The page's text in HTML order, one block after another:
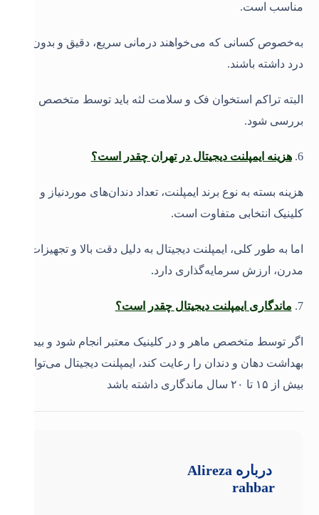
مناسب است.
به‌خصوص کسانی که می‌خواهند درمانی سریع، دقیق و بدون
درد داشته باشند.
البته تراکم استخوان فک و سلامت لثه باید توسط متخصص
بررسی شود.
6
.هزینه ایمپلنت دیجیتال در تهران چقدر است؟
هزینه بسته به نوع برند ایمپلنت، تعداد دندان‌های موردنیاز و
کلینیک انتخابی متفاوت است.
اما به طور کلی، ایمپلنت دیجیتال به دلیل دقت بالا و تجهیزات
مدرن، ارزش سرمایه‌گذاری دارد.
7
. ماندگاری ایمپلنت دیجیتال چقدر است؟
اگر توسط متخصص ماهر و در کلینیک معتبر انجام شود و بیمار
بهداشت دهان و دندان را رعایت کند، ایمپلنت دیجیتال می‌تواند
بیش از ۱۵ تا ۲۰ سال ماندگاری داشته باشد
درباره Alireza
rahbar